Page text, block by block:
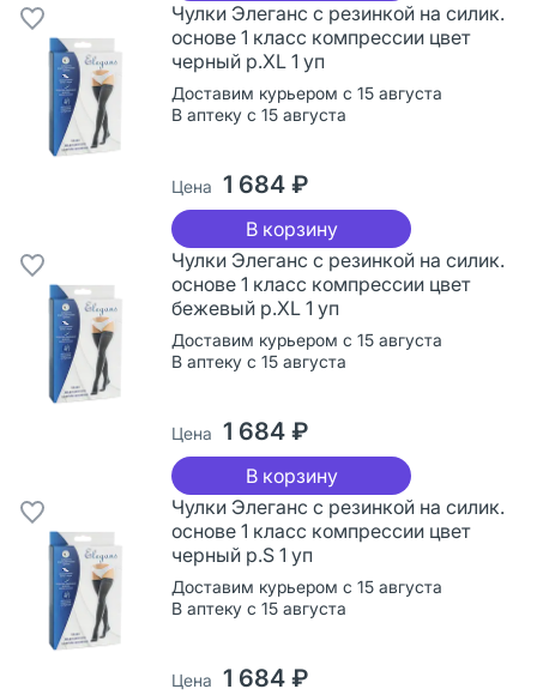
Чулки Элеганс с резинкой на силик.
основе 1 класс компрессии цвет
черный р.XL 1 уп
Доставим курьером с 15 августа
В аптеку с 15 августа
Цена 1 684 ₽
В корзину
Чулки Элеганс с резинкой на силик.
основе 1 класс компрессии цвет
бежевый р.XL 1 уп
Доставим курьером с 15 августа
В аптеку с 15 августа
Цена 1 684 ₽
В корзину
Чулки Элеганс с резинкой на силик.
основе 1 класс компрессии цвет
черный р.S 1 уп
Доставим курьером с 15 августа
В аптеку с 15 августа
Цена 1 684 ₽